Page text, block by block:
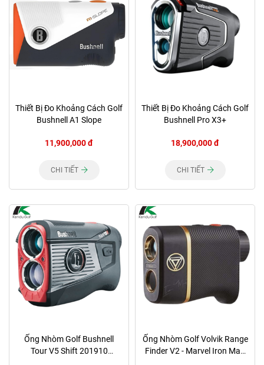
Thiết Bị Đo Khoảng Cách Golf
Bushnell A1 Slope
11,900,000 đ
CHI TIẾT
Thiết Bị Đo Khoảng Cách Golf
Bushnell Pro X3+
18,900,000 đ
CHI TIẾT
Ống Nhòm Golf Bushnell
Tour V5 Shift 201910
Ống Nhòm Golf Volvik Range
Finder V2 - Marvel Iron Man